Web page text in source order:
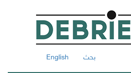
بحث English